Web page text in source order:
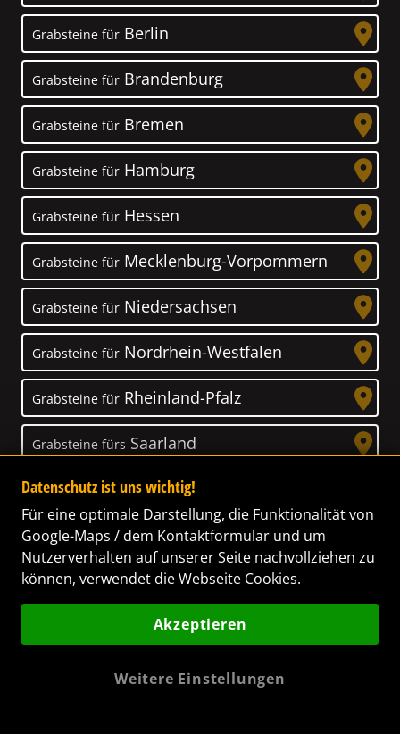
Grabsteine für Berlin
Grabsteine für Brandenburg
Grabsteine für Bremen
Grabsteine für Hamburg
Grabsteine für Hessen
Grabsteine für Mecklenburg-Vorpommern
Grabsteine für Niedersachsen
Grabsteine für Nordrhein-Westfalen
Grabsteine für Rheinland-Pfalz
Grabsteine fürs Saarland
Grabsteine für Sachsen
Grabsteine für Sachsen-Anhalt
Grabsteine fürSchleswig-Holstein
Thüringen
Datenschutz ist uns wichtig!
Für eine optimale Darstellung, die Funktionalität von
Google-Maps / dem Kontaktformular und um
Nutzerverhalten auf unserer Seite nachvollziehen zu
können, verwendet die Webseite Cookies.
Akzeptieren
Weitere Einstellungen